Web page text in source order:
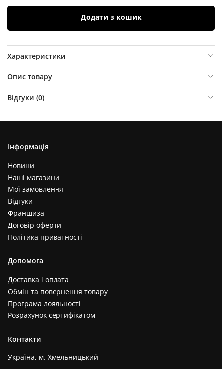
Додати в кошик
Характеристики
Опис товару
Відгуки (0)
Інформація
Новини
Наші магазини
Мої замовлення
Відгуки
Франшиза
Договір оферти
Політика приватності
Допомога
Доставка і оплата
Обмін та повернення товару
Програма лояльності
Розрахунок сертифікатом
Контакти
Україна, м. Хмельницький